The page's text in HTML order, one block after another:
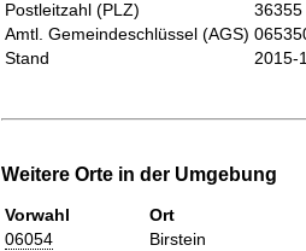
Postleitzahl (PLZ)
36355
Amtl. Gemeindeschlüssel (AGS)
Stand
2015-
Weitere Orte in der Umgebung
Vorwahl
Ort
06054
Birstein